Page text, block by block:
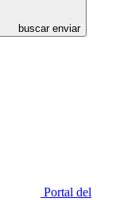
buscar enviar
Portal del